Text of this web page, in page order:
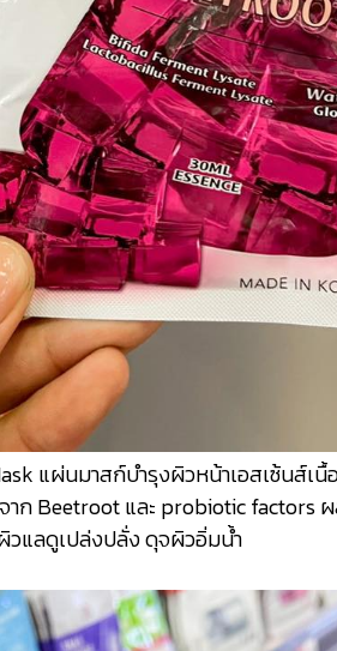
แผ่นมาสก์บำรุงผิวหน้าเอสเซ้นส์เนื้
ก Beetroot และ probiotic factors
วแลดูเปล่งปลั่ง ดุจผิวอิ่มน้ำ